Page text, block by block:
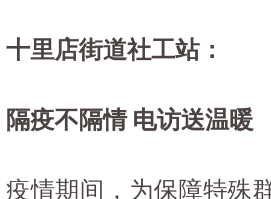
十里店街道社工站：
隔疫不隔情 电访送温暖
疫情期间，为保障特殊